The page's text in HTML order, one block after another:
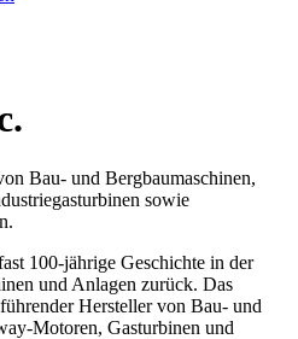
Bau- und Bergbaumaschinen,
sowie
100-jährige Geschichte in der
und Anlagen zurück. Das
Hersteller von Bau- und
Motoren, Gasturbinen und